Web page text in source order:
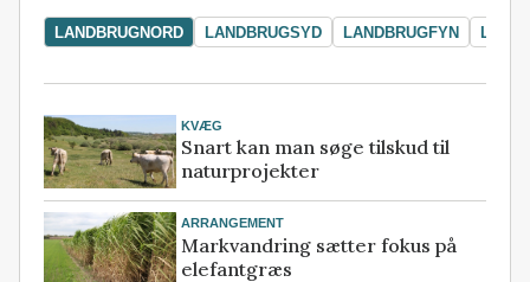
LANDBRUGNORD LANDBRUGSYD LANDBRUGFYN
KVÆG
Snart kan man søge tilskud til
naturprojekter
ARRANGEMENT
Markvandring sætter fokus på
elefantgræs